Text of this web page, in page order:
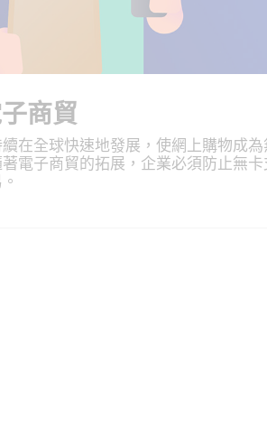
商貿
在全球快速地發展，使網上購物成
電子商貿的拓展，企業必須防止無